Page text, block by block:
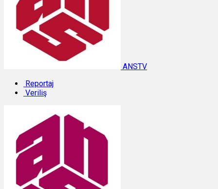
ANSTV
Reportaj
Veriliş